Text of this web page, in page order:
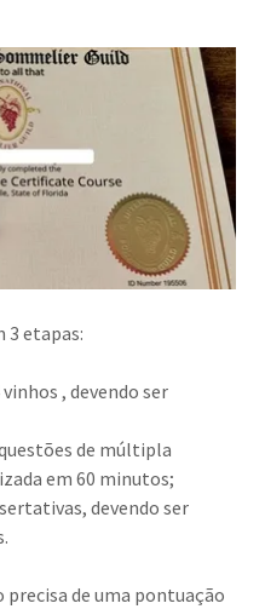
3 etapas:
, devendo ser
de múltipla
em 60 minutos;
devendo ser
precisa de uma pontuação